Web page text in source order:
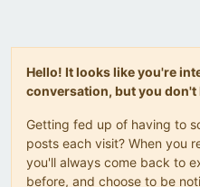
Hello! It looks like you're
conversation, but you don't
Getting fed up of having to
posts each visit? When you
you'll always come back to
before, and choose to be